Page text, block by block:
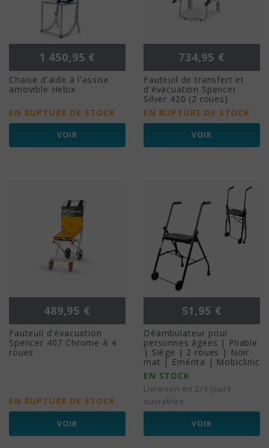
Prix
1 450,95 €
Chaise d'aide à l'assise
amovible Hebix
EN RUPTURE DE STOCK
VOIR
Prix
734,95 €
Fauteuil de transfert et
d'évacuation Spencer
Silver 420 (2 roues)
EN RUPTURE DE STOCK
VOIR
Prix
489,95 €
Fauteuil d'évacuation
Spencer 407 Chrome à 4
roues
EN RUPTURE DE STOCK
VOIR
Prix
51,95 €
Déambulateur pour
personnes âgées | Pliable
| Siège | 2 roues | Noir
mat | Emérita | Mobiclinic
EN STOCK
Livraison en 2/3 jours
ouvrables
VOIR